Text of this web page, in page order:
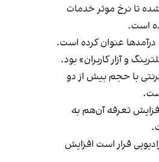
تا نرخ موثر خدمات
عنوان کرده است.
و آزار کاربران» بود.
با حجم بیش از دو
تعرفه آن‌هم به
قرار است افزایش